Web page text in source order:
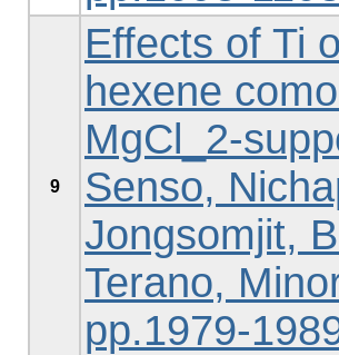
9
Effects of Ti
hexene
MgCl_2-
Senso,
Jongsomjit,
Terano,
pp.1979-